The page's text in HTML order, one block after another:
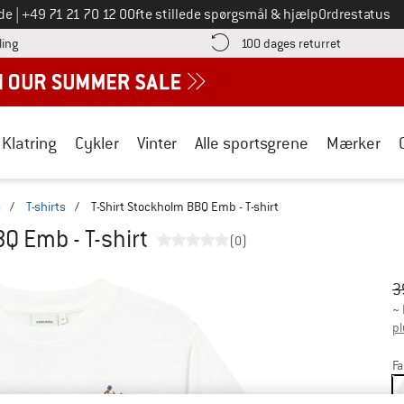
Ring til os på
+49 71 21 70 12 0Ofte stillede spørgsmål & hjælpOrdrestatus
Find betalingsoplysningerne her! Åbnes i en infoboks
100 dages returret Gå til
Klatring Cykler Vinter Alle sportsgrene Mærker
/ T-shirts / T-Shirt Stockholm BBQ Emb - T-shirt
Emb - T-shirt (0)
~